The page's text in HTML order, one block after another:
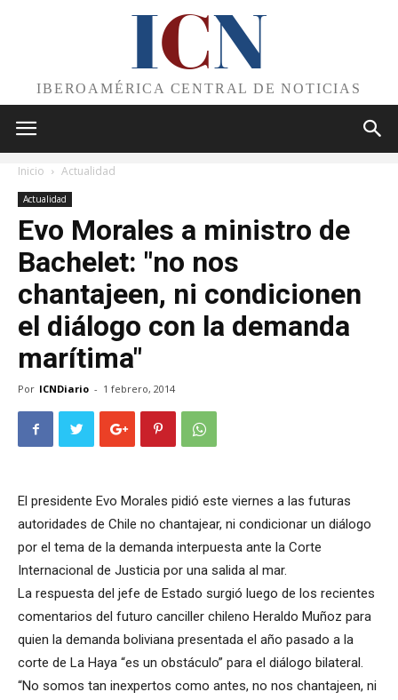
ICN
IBEROAMÉRICA CENTRAL DE NOTICIAS
Inicio Actualidad
Actualidad
Evo Morales a ministro de
Bachelet: "no nos
chantajeen, ni condicionen
el diálogo con la demanda
marítima"
Por ICNDiario - 1 febrero, 2014
El presidente Evo Morales pidió este viernes a las futuras
autoridades de Chile no chantajear, ni condicionar un diálogo
por el tema de la demanda interpuesta ante la Corte
Internacional de Justicia por una salida al mar.
La respuesta del jefe de Estado surgió luego de los recientes
comentarios del futuro canciller chileno Heraldo Muñoz para
quien la demanda boliviana presentada el año pasado a la
corte de La Haya “es un obstáculo” para el diálogo bilateral.
“No somos tan inexpertos como antes, no nos chantajeen, ni